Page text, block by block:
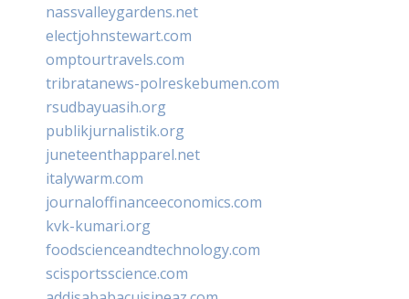
nassvalleygardens.net
electjohnstewart.com
omptourtravels.com
tribratanews-polreskebumen.com
rsudbayuasih.org
publikjurnalistik.org
juneteenthapparel.net
italywarm.com
journaloffinanceeconomics.com
kvk-kumari.org
foodscienceandtechnology.com
scisportsscience.com